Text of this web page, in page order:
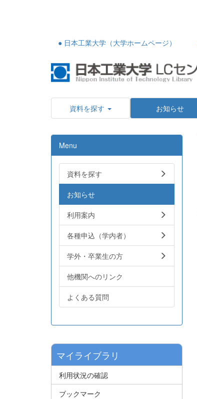
● 日本工業大学（大学ホームページ）
資料を探す お知らせ
Menu
資料を探す
お知らせ
利用案内
各種申込（学内者）
学外・卒業生の方
他機関へのリンク
よくある質問
マイライブラリ
利用状況の確認
ブックマーク